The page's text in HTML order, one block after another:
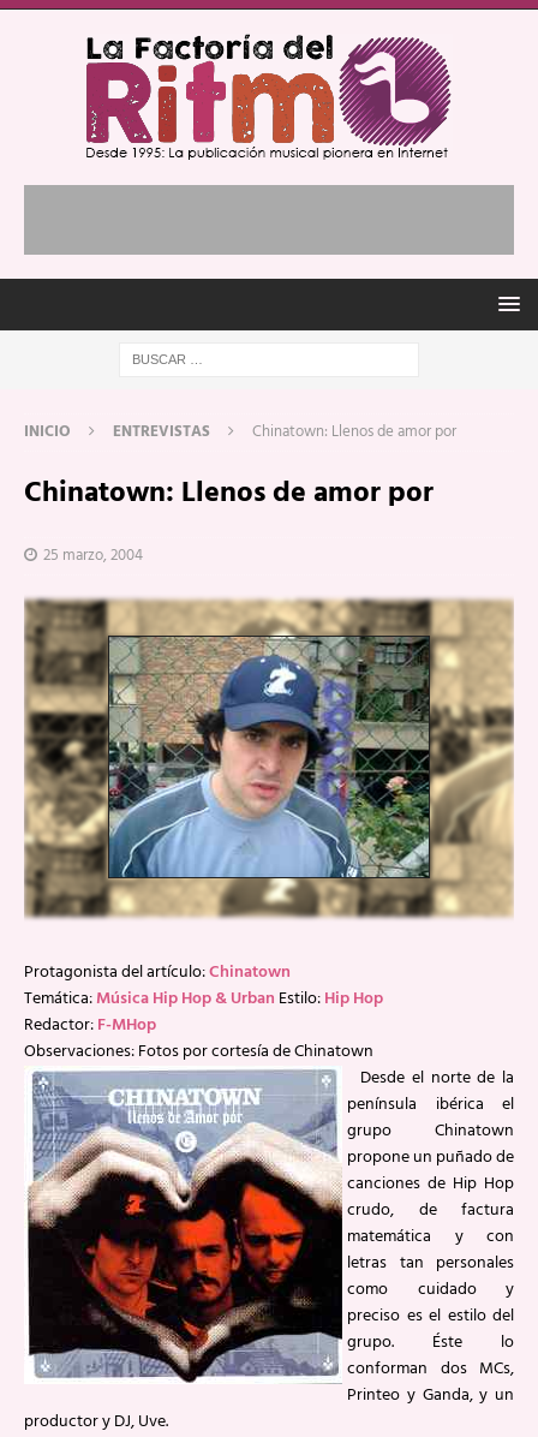
INICIO ENTREVISTAS Chinatown: Llenos de amor por
Chinatown: Llenos de amor por
25 marzo, 2004
Protagonista del artículo:Chinatown
Temática:Música Hip Hop & Urban Estilo:Hip Hop
Redactor:F-MHop
Observaciones: Fotos por cortesía de Chinatown
Desde el norte de la
península ibérica el
grupo Chinatown
propone un puñado de
canciones de Hip Hop
crudo, de factura
matemática y con
letras tan personales
como cuidado y
preciso es el estilo del
grupo. Éste lo
conforman dos MCs,
Printeo y Ganda, y un
productor y DJ, Uve.